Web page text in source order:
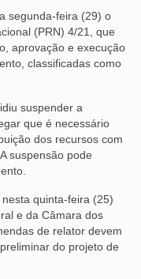
segunda-feira (29) o
(PRN) 4/21, que
aprovação e execução
classificadas como
suspender a
que é necessário
dos recursos com
suspensão pode
quinta-feira (25)
e da Câmara dos
de relator devem
do projeto de